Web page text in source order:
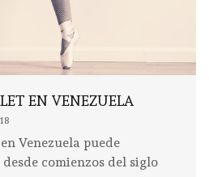
EN VENEZUELA
Venezuela puede
comienzos del siglo